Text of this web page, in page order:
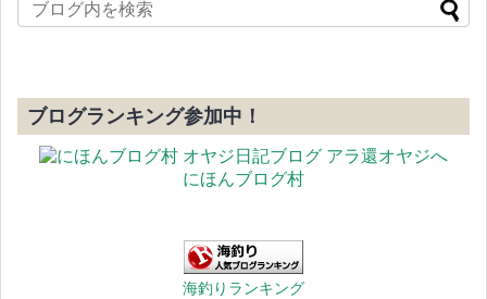
ブログランキング参加中！
にほんブログ村
海釣りランキング